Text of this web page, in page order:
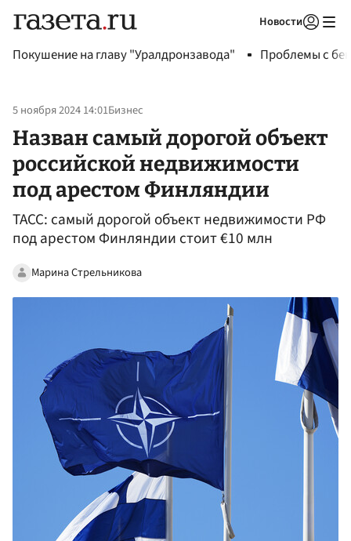
Новости
Покушение на главу "Уралдронзавода" Проблемы с
5 ноября 2024 14:01Бизнес
Назван самый дорогой объект
российской недвижимости
под арестом Финляндии
ТАСС: самый дорогой объект недвижимости РФ
под арестом Финляндии стоит €10 млн
Марина Стрельникова